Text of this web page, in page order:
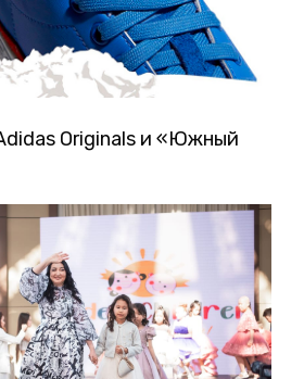
Originals и «Южный